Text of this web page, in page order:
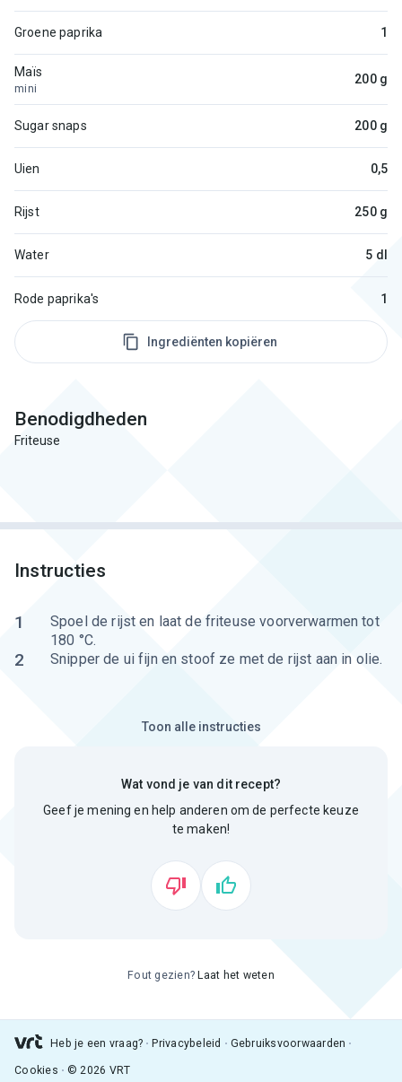
Groene paprika 1
Maïs
mini
200 g
Sugar snaps 200 g
Uien 0,5
Rijst 250 g
Water 5 dl
Rode paprika's 1
Ingrediënten kopiëren
Benodigdheden
Friteuse
Instructies
1
Spoel de rijst en laat de friteuse voorverwarmen tot
180 °C.
2 Snipper de ui fijn en stoof ze met de rijst aan in olie.
Toon alle instructies
Wat vond je van dit recept?
Geef je mening en help anderen om de perfecte keuze
te maken!
Fout gezien? Laat het weten
Heb je een vraag? Privacybeleid Gebruiksvoorwaarden
Cookies © 2026 VRT